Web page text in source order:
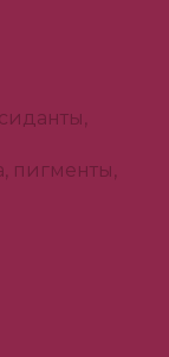
пигменты,